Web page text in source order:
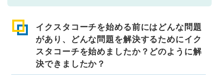
イクスタコーチを始める前にはどんな問題
があり、どんな問題を解決するためにイク
スタコーチを始めましたか？どのように解
決できましたか？